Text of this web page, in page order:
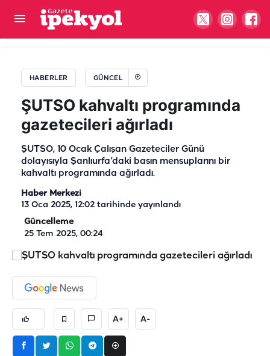
HABERLER GÜNCEL
ŞUTSO kahvaltı programında
gazetecileri ağırladı
ŞUTSO, 10 Ocak Çalışan Gazeteciler Günü
dolayısıyla Şanlıurfa’daki basın mensuplarını bir
kahvaltı programında ağırladı.
Haber Merkezi
13 Oca 2025, 12:02 tarihinde yayınlandı
Güncelleme
25 Tem 2025, 00:24
A+ A-
20 bin kişi aynı düğünde buluştu: Nikah şahidi